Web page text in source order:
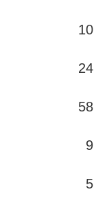
10
24
58
9
5